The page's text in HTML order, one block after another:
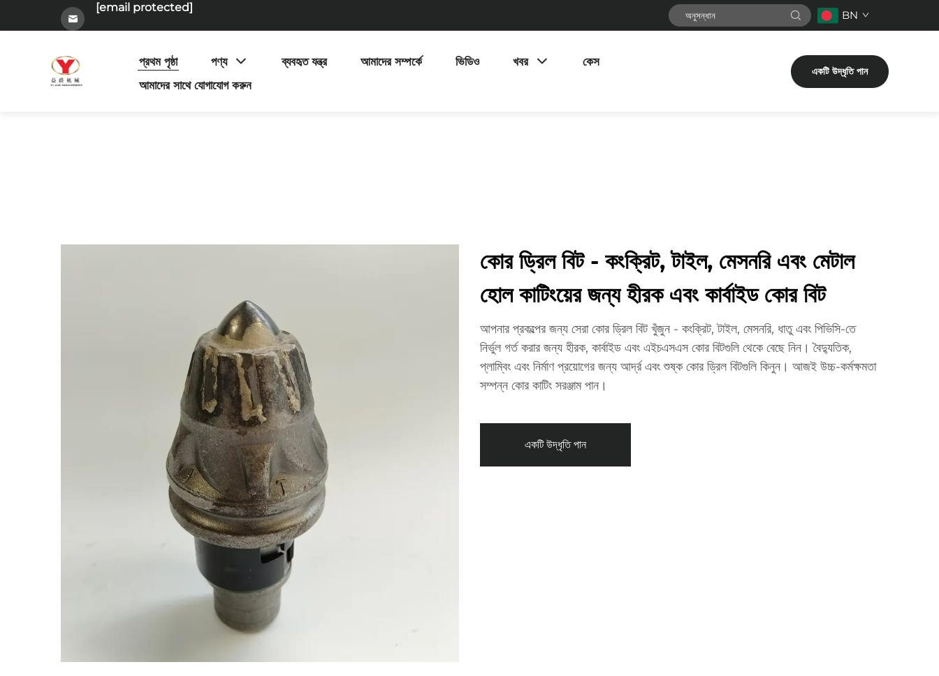
[email protected]
BN
প্রথম পৃষ্ঠা পণ্য ব্যবহৃত যন্ত্র আমাদের সম্পর্কে ভিডিও খবর
কেস
আমাদের সাথে যোগাযোগ করুন
একটি উদ্ধৃতি পান
কোর ড্রিল বিট - কংক্রিট, টাইল, মেসনরি এবং মেটাল
হোল কাটিংয়ের জন্য হীরক এবং কার্বাইড কোর বিট
আপনার প্রকল্পের জন্য সেরা কোর ড্রিল বিট খুঁজুন - কংক্রিট, টাইল, মেসনরি, ধাতু এবং পিভিসি-তে
নির্ভুল গর্ত করার জন্য হীরক, কার্বাইড এবং এইচএসএস কোর বিটগুলি থেকে বেছে নিন। বৈদ্যুতিক,
প্লাম্বিং এবং নির্মাণ প্রয়োগের জন্য আর্দ্র এবং শুষ্ক কোর ড্রিল বিটগুলি কিনুন। আজই উচ্চ-কর্মক্ষমতা
সম্পন্ন কোর কাটিং সরঞ্জাম পান।
একটি উদ্ধৃতি পান